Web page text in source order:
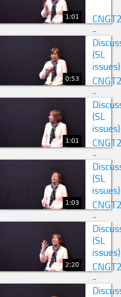
1:01
-
(SL
issues)
0:53
-
(SL
issues)
1:01
-
(SL
issues)
1:03
-
(SL
issues)
2:20
-